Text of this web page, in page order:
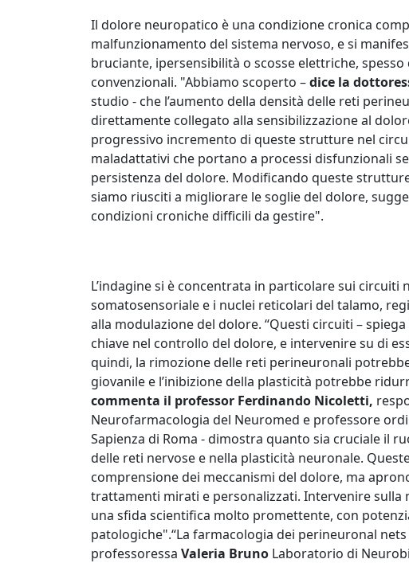
Il dolore neuropatico è una condizione cronica
malfunzionamento del sistema nervoso, e si
bruciante, ipersensibilità o scosse elettriche,
convenzionali. "Abbiamo scoperto –dice la
studio - che l’aumento della densità delle reti
direttamente collegato alla sensibilizzazione al
progressivo incremento di queste strutture nel
maladattativi che portano a processi disfunzionali
persistenza del dolore. Modificando queste
siamo riusciti a migliorare le soglie del dolore,
condizioni croniche difficili da gestire".
L’indagine si è concentrata in particolare sui
somatosensoriale e i nuclei reticolari del talamo,
alla modulazione del dolore. “Questi circuiti –
chiave nel controllo del dolore, e intervenire su di
quindi, la rimozione delle reti perineuronali
giovanile e l’inibizione della plasticità potrebbe
commenta il professor Ferdinando Nicoletti,
Neurofarmacologia del Neuromed e professore
Sapienza di Roma - dimostra quanto sia cruciale il
delle reti nervose e nella plasticità neuronale.
comprensione dei meccanismi del dolore, ma
trattamenti mirati e personalizzati. Intervenire
una sfida scientifica molto promettente, con
patologiche".“La farmacologia dei perineuronal
professoressa Valeria Bruno Laboratorio di